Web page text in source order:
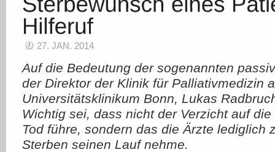
27. JAN. 2014
Auf die Bedeutung der sogenannten
der Direktor der Klinik für Palliativmedizin
Universitätsklinikum Bonn, Lukas
Wichtig sei, dass nicht der Verzicht auf
Tod führe, sondern das die Ärzte lediglich
Sterben seinen Lauf nehme.